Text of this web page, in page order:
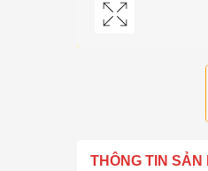
THÔNG TIN SẢN